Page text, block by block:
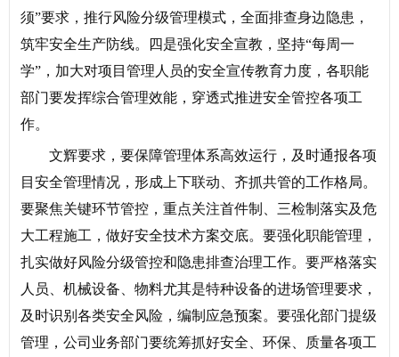
须”要求，推行风险分级管理模式，全面排查身边隐患，
筑牢安全生产防线。四是强化安全宣教，坚持“每周一
学”，加大对项目管理人员的安全宣传教育力度，各职能
部门要发挥综合管理效能，穿透式推进安全管控各项工
作。
文辉要求，要保障管理体系高效运行，及时通报各项
目安全管理情况，形成上下联动、齐抓共管的工作格局。
要聚焦关键环节管控，重点关注首件制、三检制落实及危
大工程施工，做好安全技术方案交底。要强化职能管理，
扎实做好风险分级管控和隐患排查治理工作。要严格落实
人员、机械设备、物料尤其是特种设备的进场管理要求，
及时识别各类安全风险，编制应急预案。要强化部门提级
管理，公司业务部门要统筹抓好安全、环保、质量各项工